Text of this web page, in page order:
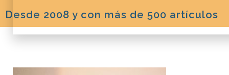
Desde 2008 y con más de 500 artículos